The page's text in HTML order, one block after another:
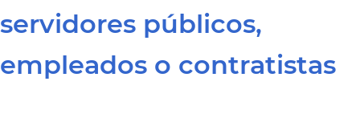
servidores públicos,
empleados o contratistas